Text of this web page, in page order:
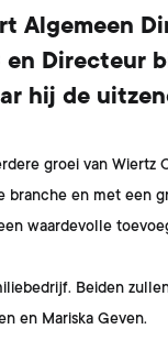
Algemeen
en Directeur
hij de
groei van Wiertz
en met een
waardevolle
Beiden
en Mariska Geven.